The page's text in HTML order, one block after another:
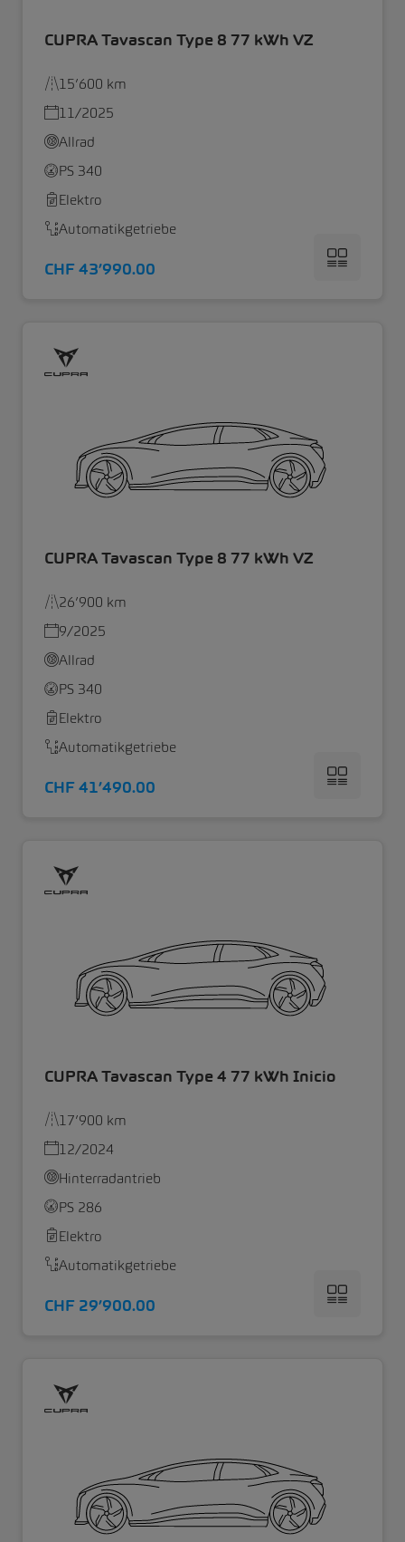
CUPRA Tavascan Type 8 77 kWh VZ
15’600 km
11/2025
Allrad
PS 340
Elektro
Automatikgetriebe
CHF 43’990.00
CUPRA Tavascan Type 8 77 kWh VZ
26’900 km
9/2025
Allrad
PS 340
Elektro
Automatikgetriebe
CHF 41’490.00
CUPRA Tavascan Type 4 77 kWh Inicio
17’900 km
12/2024
Hinterradantrieb
PS 286
Elektro
Automatikgetriebe
CHF 29’900.00